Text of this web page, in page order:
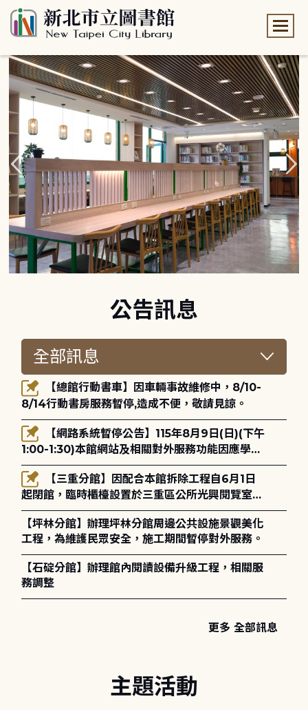
公告訊息
8/14行動書房服務暫停,造成不便，敬請見諒。
1:00-1:30)本館網站及相關對外服務功能因應學術
網路升級更新將暫停服務。
起閉館，臨時櫃檯設置於三重區公所光興閱覽室，
造成不便，敬請見諒。
【坪林分館】辦理坪林分館周邊公共設施景觀美化
工程，為維護民眾安全，施工期間暫停對外服務。
【石碇分館】辦理館內閱讀設備升級工程，相關服
務調整
更多 全部訊息
主題活動